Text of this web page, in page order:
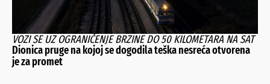
VOZI SE UZ OGRANIČENJE BRZINE DO 50 KILOMETARA NA SAT
Dionica pruge na kojoj se dogodila teška nesreća otvorena
je za promet